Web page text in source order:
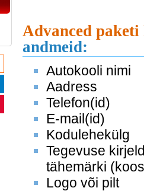
Advanced paketi
andmeid:
Autokooli nimi
Aadress
Telefon(id)
E-mail(id)
Kodulehekülg
Tegevuse
tähemärki
Logo või pilt